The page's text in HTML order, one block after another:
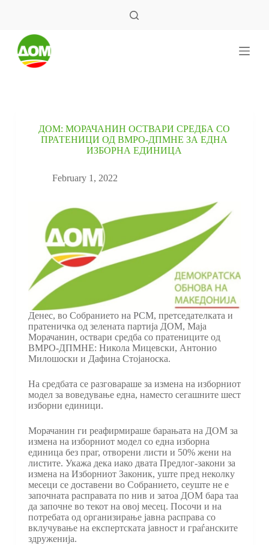
ДОМ: МОРАЧАНИН ОСТВАРИ СРЕДБА СО
ПРАТЕНИЦИ ОД ВМРО-ДПМНЕ ЗА ЕДНА
ИЗБОРНА ЕДИНИЦА
February 1, 2022
Денес, во Собранието на РСМ, претседателката и
пратеничка од зелената партија ДОМ, Маја
Морачанин, оствари средба со пратениците од
ВМРО-ДПМНЕ: Никола Мицевски, Антонио
Милошоски и Дафина Стојаноска.
На средбата се разговараше за измена на изборниот
модел за воведување една, наместо сегашните шест
изборни единици.
Морачанин ги реафирмираше барањата на ДОМ за
измена на изборниот модел со една изборна
единица без праг, отворени листи и 50% жени на
листите. Укажа дека иако двата Предлог-закони за
измена на Изборниот Законик, уште пред неколку
месеци се доставени во Собранието, сеуште не е
започната расправата по нив и затоа ДОМ бара таа
да започне во текот на овој месец. Посочи и на
потребата од организирање јавна расправа со
вклучување на експертската јавност и граѓанските
здруженија.